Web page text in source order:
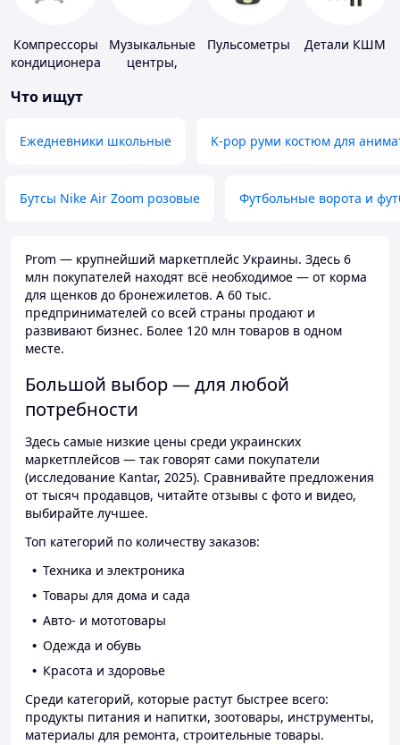
Компрессоры
кондиционера
Музыкальные
центры,
Пульсометры Детали КШМ
Что ищут
Ежедневники школьные K-pop руми костюм для
Бутсы Nike Air Zoom розовые Футбольные ворота и
Prom — крупнейший маркетплейс Украины. Здесь 6
млн покупателей находят всё необходимое — от корма
для щенков до бронежилетов. А 60 тыс.
предпринимателей со всей страны продают и
развивают бизнес. Более 120 млн товаров в одном
месте.
Большой выбор — для любой
потребности
Здесь самые низкие цены среди украинских
маркетплейсов — так говорят сами покупатели
(исследование Kantar, 2025). Сравнивайте предложения
от тысяч продавцов, читайте отзывы с фото и видео,
выбирайте лучшее.
Топ категорий по количеству заказов:
Техника и электроника
Товары для дома и сада
Авто- и мототовары
Одежда и обувь
Красота и здоровье
Среди категорий, которые растут быстрее всего:
продукты питания и напитки, зоотовары, инструменты,
материалы для ремонта, строительные товары.